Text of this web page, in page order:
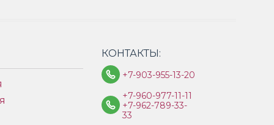
КОНТАКТЫ:
+7-903-955-13-20
+7-960-977-11-11
+7-962-789-33-
33